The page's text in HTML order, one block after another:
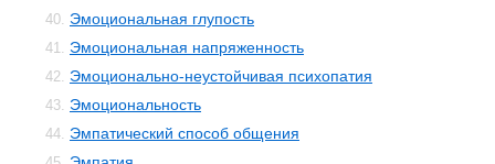
40. Эмоциональная глупость
41. Эмоциональная напряженность
42. Эмоционально-неустойчивая психопатия
43. Эмоциональность
44. Эмпатический способ общения